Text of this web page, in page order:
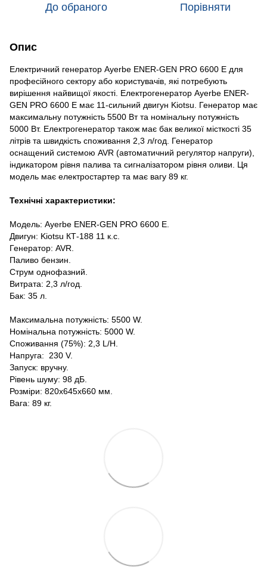
До обраного Порівняти
Опис
Електричний генератор Ayerbe ENER-GEN PRO 6600 E для
професійного сектору або користувачів, які потребують
вирішення найвищої якості. Електрогенератор Ayerbe ENER-
GEN PRO 6600 E має 11-сильний двигун Kiotsu. Генератор має
максимальну потужність 5500 Вт та номінальну потужність
5000 Вт. Електрогенератор також має бак великої місткості 35
літрів та швидкість споживання 2,3 л/год. Генератор
оснащений системою AVR (автоматичний регулятор напруги),
індикатором рівня палива та сигналізатором рівня оливи. Ця
модель має електростартер та має вагу 89 кг.
Технічні характеристики:
Модель: Ayerbe ENER-GEN PRO 6600 E.
Двигун: Kiotsu КТ-188 11 к.с.
Генератор: AVR.
Паливо бензин.
Струм однофазний.
Витрата: 2,3 л/год.
Бак: 35 л.
Максимальна потужність: 5500 W.
Номінальна потужність: 5000 W.
Споживання (75%): 2,3 L/H.
Напруга: 230 V.
Запуск: вручну.
Рівень шуму: 98 дБ.
Розміри: 820x645х660 мм.
Вага: 89 кг.